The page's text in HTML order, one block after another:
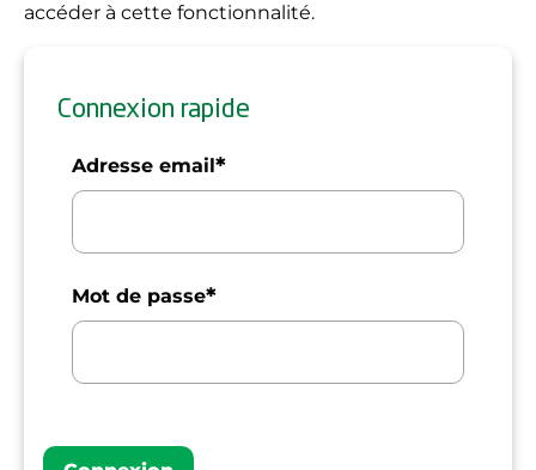
accéder à cette fonctionnalité.
Connexion rapide
Adresse email*
Mot de passe*